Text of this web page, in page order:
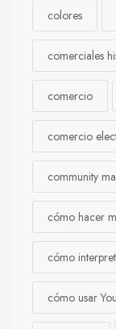
colores
comerciales
comercio
comercio
community
cómo hacer
cómo
cómo usar